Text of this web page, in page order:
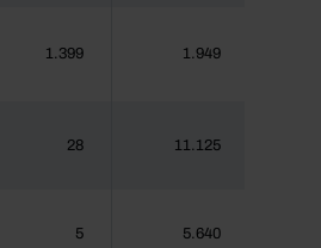
1.399 1.949
28 11.125
5 5.640